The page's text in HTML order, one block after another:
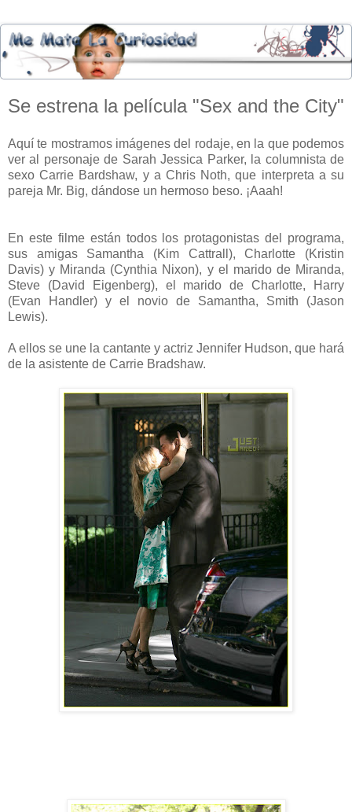
Se estrena la película "Sex and the City"
Aquí te mostramos imágenes del rodaje, en la que podemos
ver al personaje de Sarah Jessica Parker, la columnista de
sexo Carrie Bardshaw, y a Chris Noth, que interpreta a su
pareja Mr. Big, dándose un hermoso beso. ¡Aaah!
En este filme están todos los protagonistas del programa,
sus amigas Samantha (Kim Cattrall), Charlotte (Kristin
Davis) y Miranda (Cynthia Nixon), y el marido de Miranda,
Steve (David Eigenberg), el marido de Charlotte, Harry
(Evan Handler) y el novio de Samantha, Smith (Jason
Lewis).
A ellos se une la cantante y actriz Jennifer Hudson, que hará
de la asistente de Carrie Bradshaw.